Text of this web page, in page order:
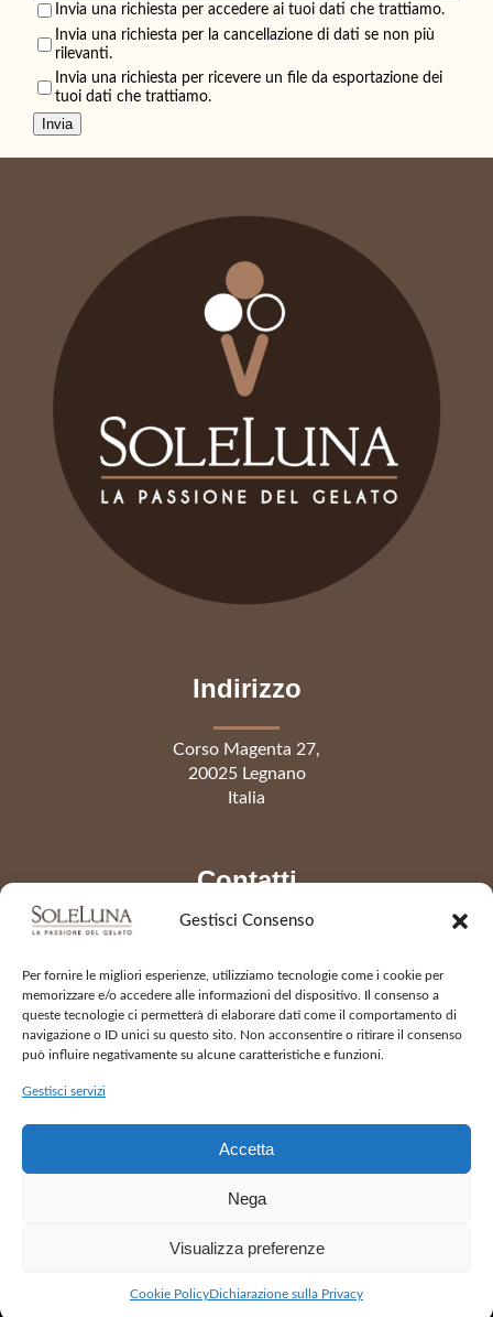
Gestisci Consenso
Per fornire le migliori esperienze, utilizziamo tecnologie come i cookie per
memorizzare e/o accedere alle informazioni del dispositivo. Il consenso a
queste tecnologie ci permetterà di elaborare dati come il comportamento di
navigazione o ID unici su questo sito. Non acconsentire o ritirare il consenso
può influire negativamente su alcune caratteristiche e funzioni.
Gestisci servizi
Accetta
Nega
Visualizza preferenze
Cookie PolicyDichiarazione sulla Privacy
Invia una richiesta per accedere ai tuoi dati che trattiamo.
Invia una richiesta per la cancellazione di dati se non più
rilevanti.
Invia una richiesta per ricevere un file da esportazione dei
tuoi dati che trattiamo.
Indirizzo
Corso Magenta 27,
20025 Legnano
Italia
Contatti
info@gelateriasoleluna.it
dalle 11:00 alle 23:00
Cookie PolicyDichiarazione sulla Privacy